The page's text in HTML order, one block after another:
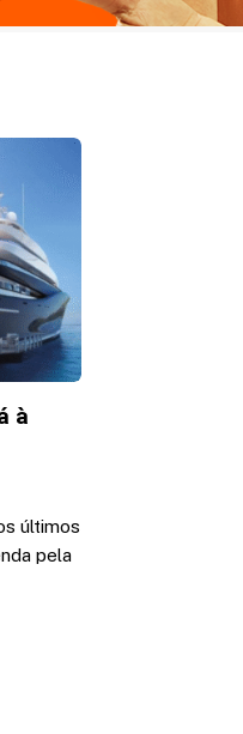
à
últimos
pela
Gilberto Gil fica preso em